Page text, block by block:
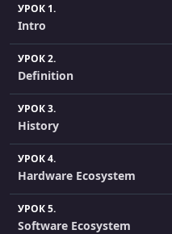
УРОК 1.
Intro
УРОК 2.
Definition
УРОК 3.
History
УРОК 4.
Hardware Ecosystem
УРОК 5.
Software Ecosystem